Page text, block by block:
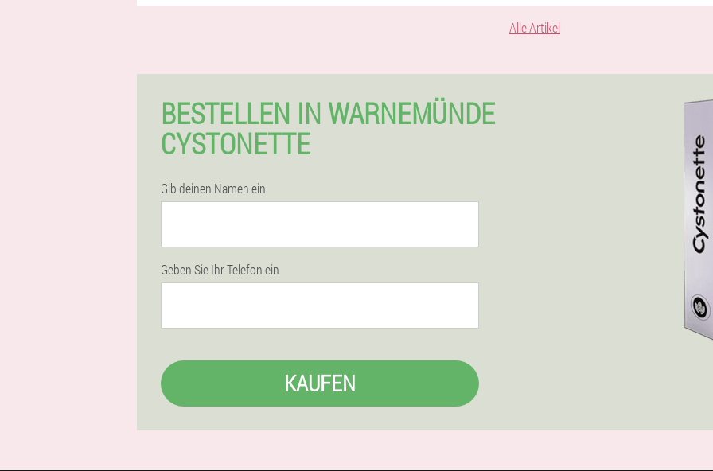
Alle Artikel
BESTELLEN IN WARNEMÜNDE
CYSTONETTE
Gib deinen Namen ein
Geben Sie Ihr Telefon ein
KAUFEN